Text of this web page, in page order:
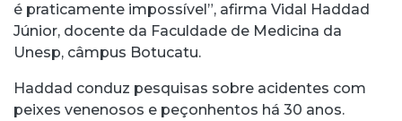
é praticamente impossível”, afirma Vidal Haddad
Júnior, docente da Faculdade de Medicina da
Unesp, câmpus Botucatu.
Haddad conduz pesquisas sobre acidentes com
peixes venenosos e peçonhentos há 30 anos.